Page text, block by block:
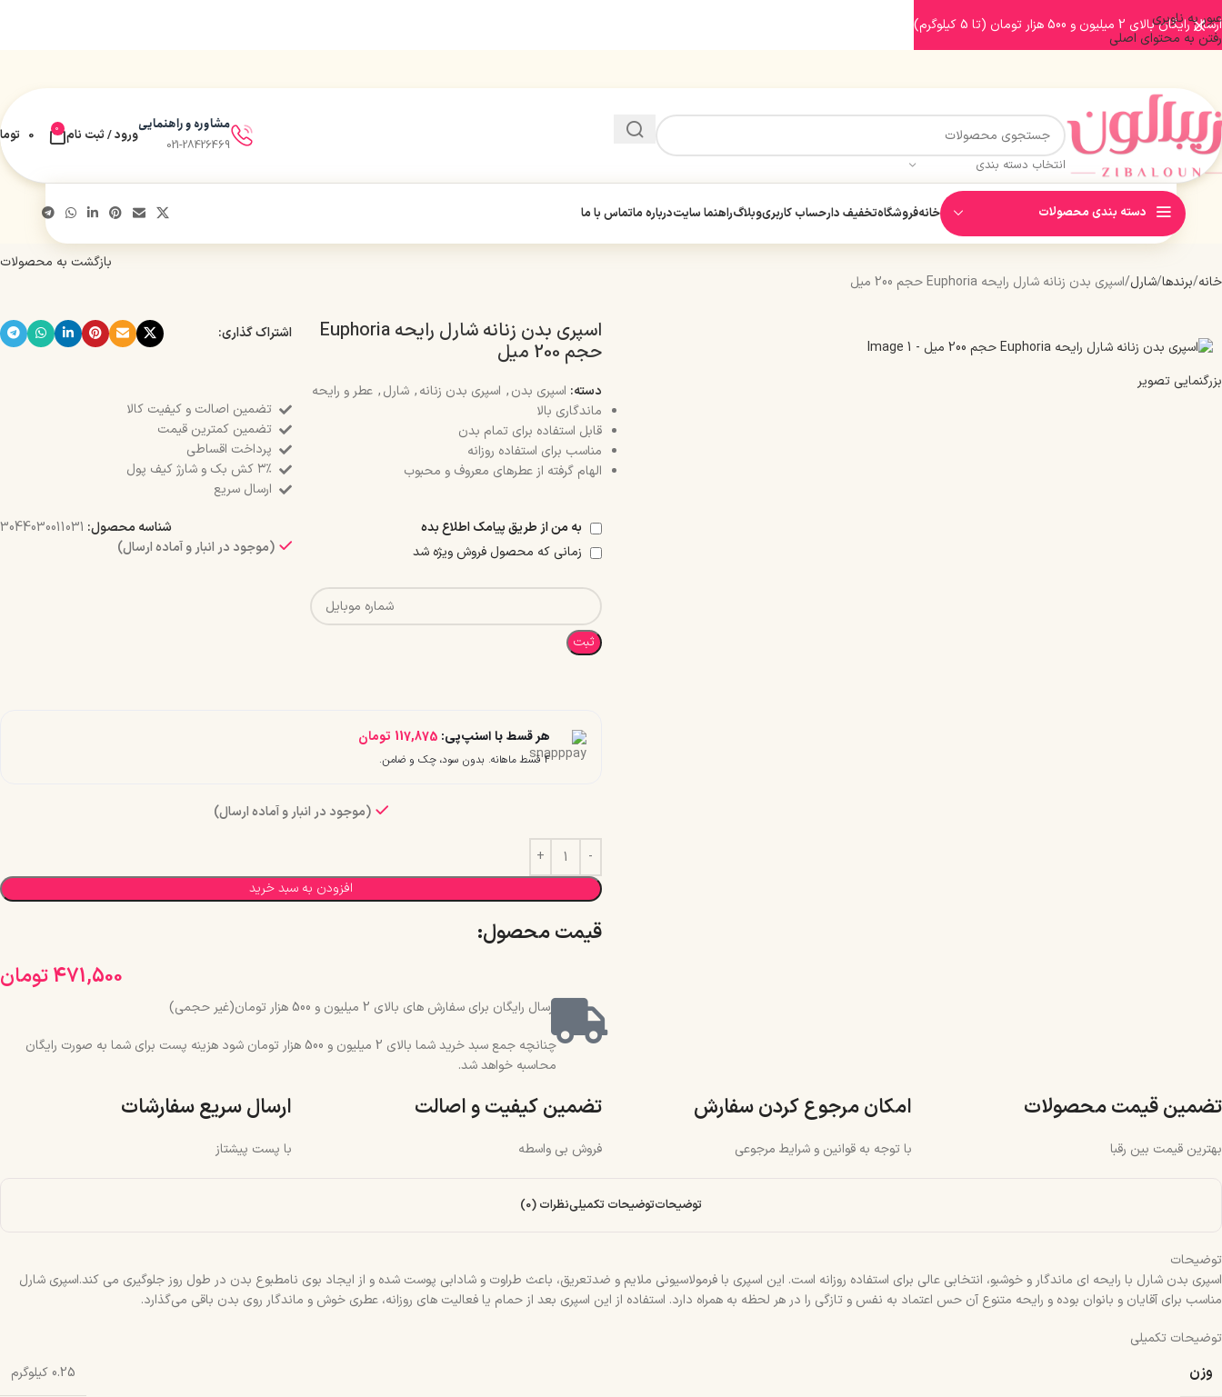
عبور به ناوبری
رفتن به محتوای اصلی
انتخاب دسته بندی
مشاوره و راهنمایی
021-28426469
ورود / ثبت نام 0
0
دسته بندی محصولات خانهفروشگاهتخفیف دارحساب کاربریوبلاگراهنما سایتدرباره ماتماس با ما
خانه برندها شارل اسپری بدن زنانه شارل رایحه Euphoria حجم 200 میل
بازگشت به محصولات
بزرگنمایی تصویر
اسپری بدن زنانه شارل رایحه Euphoria
حجم 200 میل
اشتراک گذاری:
دسته: اسپری بدن, اسپری بدن زنانه, شارل, عطر و رایحه
ماندگاری بالا
قابل استفاده برای تمام بدن
مناسب برای استفاده روزانه
الهام گرفته از عطرهای معروف و محبوب
به من از طریق پیامک اطلاع بده
زمانی که محصول فروش ویژه شد
ثبت
تضمین اصالت و کیفیت کالا
تضمین کمترین قیمت
پرداخت اقساطی
۳٪ کش بک و شارژ کیف پول
ارسال سریع
شناسه محصول: 3044030011031
(موجود در انبار و آماده ارسال)
هر قسط با اسنپ‌پی: 117,875 تومان
۴ قسط ماهانه. بدون سود، چک و ضامن.
(موجود در انبار و آماده ارسال)
افزودن به سبد خرید
قیمت محصول:​
471,500تومان
ارسال رایگان برای سفارش های بالای 2 میلیون و 500 هزار تومان(غیر حجمی)
چنانچه جمع سبد خرید شما بالای 2 میلیون و 500 هزار تومان شود هزینه پست برای شما به صورت رایگان
محاسبه خواهد شد.
تضمین قیمت محصولات
بهترین قیمت بین رقبا
امکان مرجوع کردن سفارش
با توجه به قوانین و شرایط مرجوعی
تضمین کیفیت و اصالت
فروش بی واسطه
ارسال سریع سفارشات
با پست پیشتاز
توضیحاتتوضیحات تکمیلینظرات (0)
توضیحات
اسپری بدن شارل با رایحه‌ ای ماندگار و خوشبو، انتخابی عالی برای استفاده روزانه است. این اسپری با فرمولاسیونی ملایم و ضد‌تعریق، باعث طراوت و شادابی پوست شده و از ایجاد بوی نامطبوع بدن در طول روز جلوگیری می‌ کند.اسپری شارل
مناسب برای آقایان و بانوان بوده و رایحه متنوع آن حس اعتماد‌ به‌ نفس و تازگی را در هر لحظه به همراه دارد. استفاده از این اسپری بعد از حمام یا فعالیت‌ های روزانه، عطری خوش و ماندگار روی بدن باقی می‌گذارد.
توضیحات تکمیلی
وزن
0.25 کیلوگرم
ارسال رایگان بالای 2 میلیون و 500 هزار تومان (تا 5 کیلوگرم)